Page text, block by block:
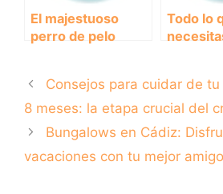
El majestuoso
perro de pelo
disfrutar de su
compañía
Todo lo
Consejos para cuidar de
8 meses: la etapa crucial del
Bungalows en Cádiz:
vacaciones con tu mejor